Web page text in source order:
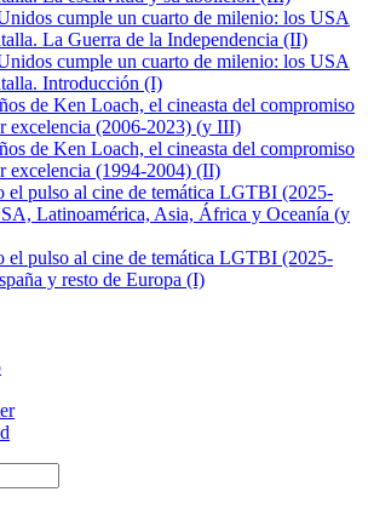
cumple un cuarto de milenio: los USA
La Guerra de la Independencia (II)
cumple un cuarto de milenio: los USA
Introducción (I)
de Ken Loach, el cineasta del compromiso
excelencia (2006-2023) (y III)
de Ken Loach, el cineasta del compromiso
excelencia (1994-2004) (II)
el pulso al cine de temática LGTBI (2025-
Latinoamérica, Asia, África y Oceanía (y
el pulso al cine de temática LGTBI (2025-
y resto de Europa (I)